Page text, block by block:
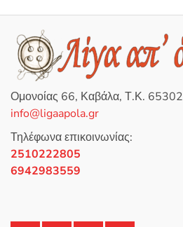
θ
η
κ
ε
μ
α
π
ό
5
έχει
παραλλαγές.
Οι
μπορούν
να
επιλεγούν
Ομονοίας 66, Καβάλα, Τ.Κ. 65302
info@ligaapola.gr
Τηλέφωνα επικοινωνίας:
2510222805
6942983559